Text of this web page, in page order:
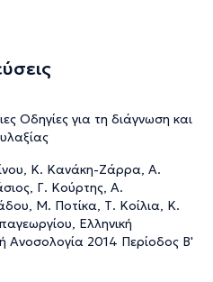
Oδηγίες για τη διάγνωση και
Κ. Κανάκη-Ζάρρα, Α.
Γ. Κούρτης, Α.
Μ. Ποτίκα, Τ. Κοίλια, Κ.
Ελληνική
Ανοσολογία 2014 Περίοδος Β'